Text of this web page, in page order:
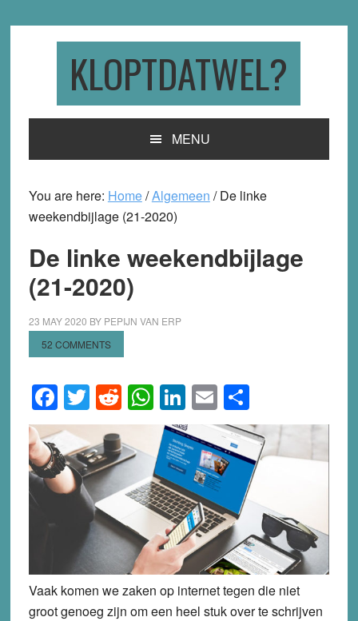
KLOPTDATWEL?
MENU
You are here: Home/Algemeen /De linke
weekendbijlage (21-2020)
De linke weekendbijlage
(21-2020)
23 MAY 2020 BY PEPIJN VAN ERP
52 COMMENTS
Facebook
Twitter
Reddit
WhatsApp
LinkedIn
EmailShare
Vaak komen we zaken op internet tegen die niet
groot genoeg zijn om een heel stuk over te schrijven